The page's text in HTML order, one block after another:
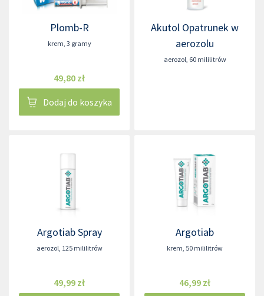
Plomb-R
krem, 3 gramy
49,80 zł
Dodaj do koszyka
Akutol Opatrunek w
aerozolu
aerozol, 60 mililitrów
Argotiab Spray
aerozol, 125 mililitrów
49,99 zł
Argotiab
krem, 50 mililitrów
46,99 zł